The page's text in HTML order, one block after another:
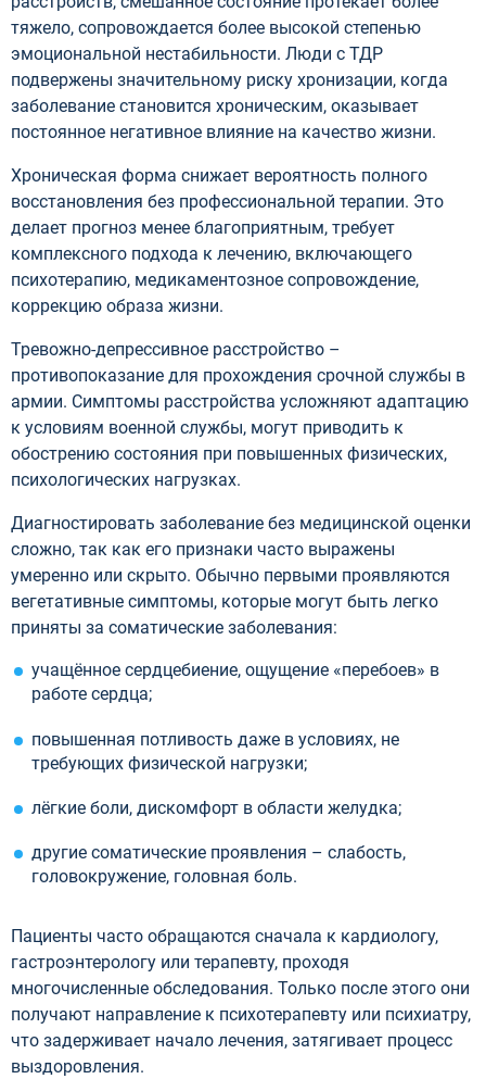
тяжело, сопровождается более высокой степенью
эмоциональной нестабильности. Люди с ТДР
подвержены значительному риску хронизации, когда
заболевание становится хроническим, оказывает
постоянное негативное влияние на качество жизни.
Хроническая форма снижает вероятность полного
восстановления без профессиональной терапии. Это
делает прогноз менее благоприятным, требует
комплексного подхода к лечению, включающего
психотерапию, медикаментозное сопровождение,
коррекцию образа жизни.
Тревожно-депрессивное расстройство –
противопоказание для прохождения срочной службы в
армии. Симптомы расстройства усложняют адаптацию
к условиям военной службы, могут приводить к
обострению состояния при повышенных физических,
психологических нагрузках.
Диагностировать заболевание без медицинской оценки
сложно, так как его признаки часто выражены
умеренно или скрыто. Обычно первыми проявляются
вегетативные симптомы, которые могут быть легко
приняты за соматические заболевания:
учащённое сердцебиение, ощущение «перебоев» в
работе сердца;
повышенная потливость даже в условиях, не
требующих физической нагрузки;
лёгкие боли, дискомфорт в области желудка;
другие соматические проявления – слабость,
головокружение, головная боль.
Пациенты часто обращаются сначала к кардиологу,
гастроэнтерологу или терапевту, проходя
многочисленные обследования. Только после этого они
получают направление к психотерапевту или психиатру,
что задерживает начало лечения, затягивает процесс
выздоровления.